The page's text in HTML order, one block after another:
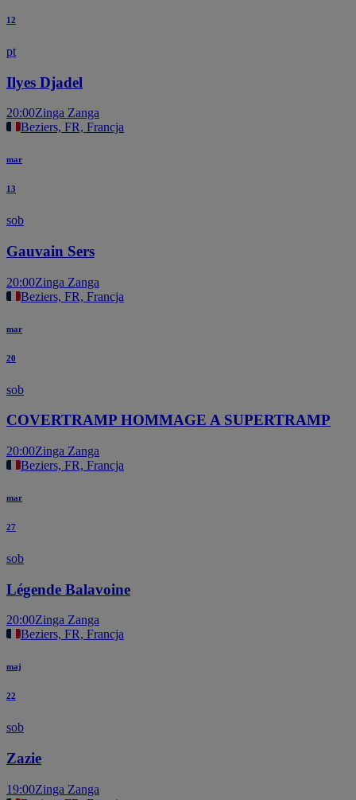
12
pt
Ilyes Djadel
20:00Zinga Zanga
Beziers, FR, Francja
mar
13
sob
Gauvain Sers
20:00Zinga Zanga
Beziers, FR, Francja
mar
20
sob
COVERTRAMP HOMMAGE A SUPERTRAMP
20:00Zinga Zanga
Beziers, FR, Francja
mar
27
sob
Légende Balavoine
20:00Zinga Zanga
Beziers, FR, Francja
maj
22
sob
Zazie
19:00Zinga Zanga